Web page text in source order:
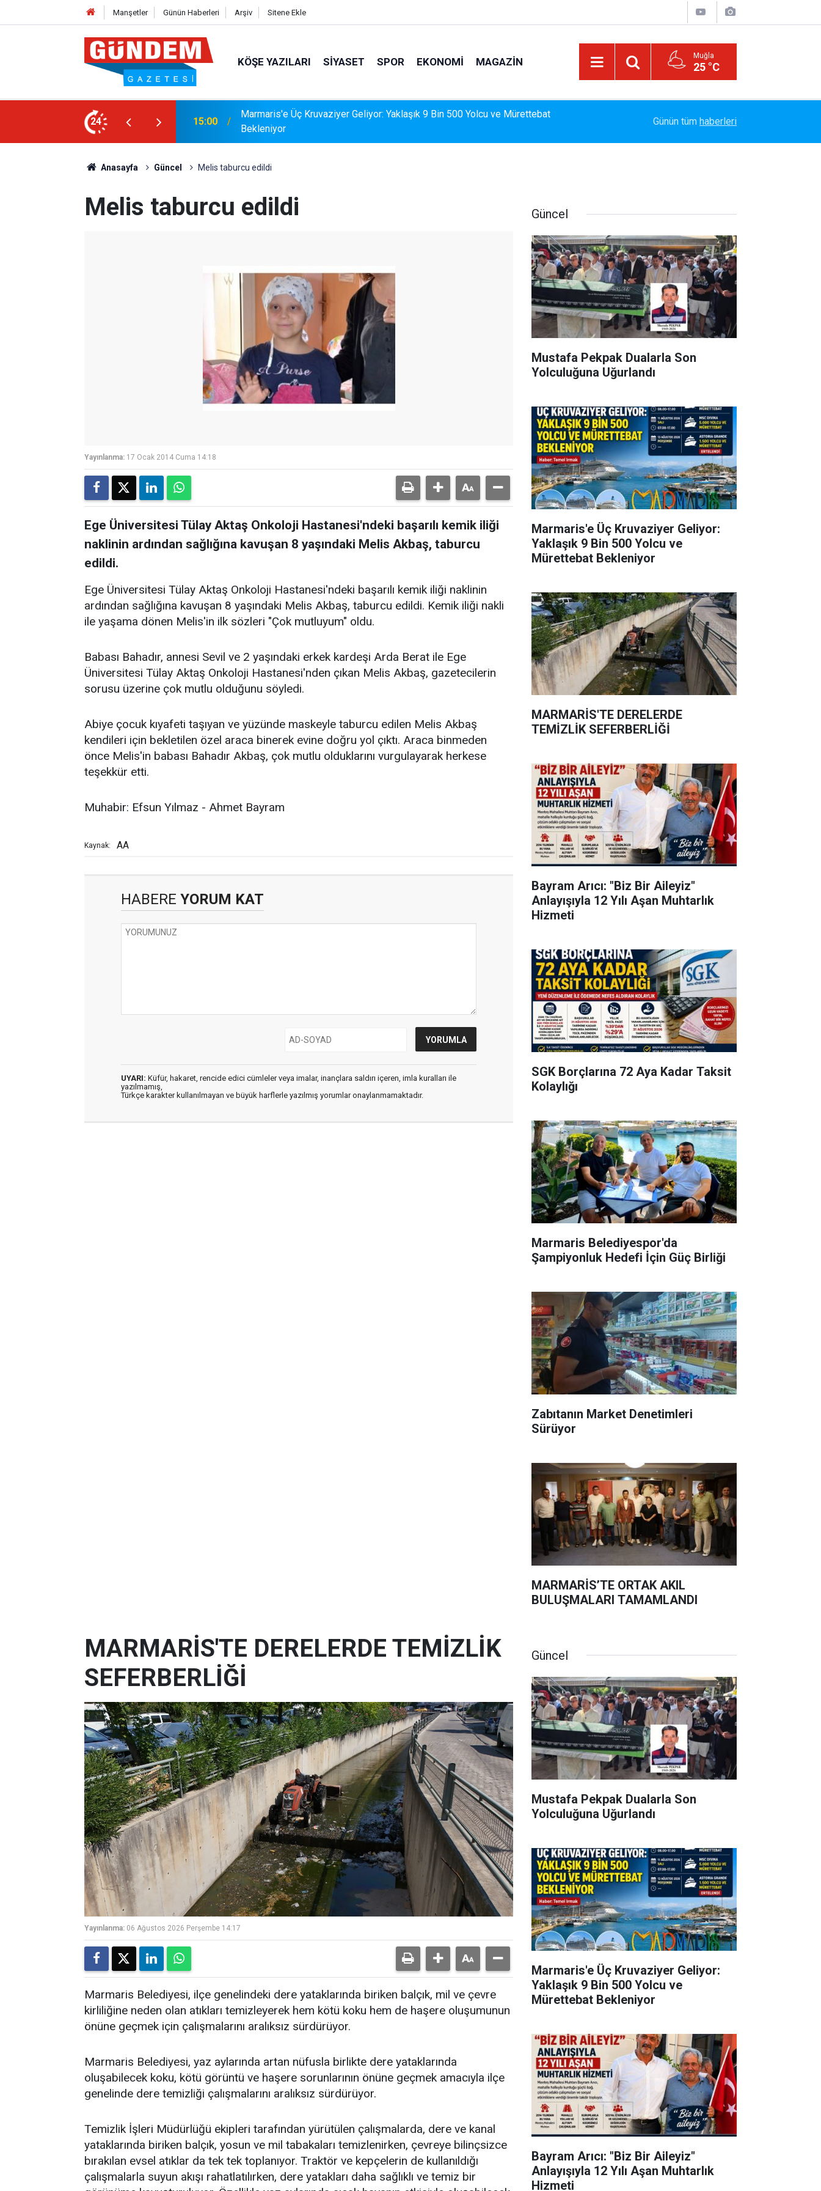
Manşetler Günün Haberleri Arşiv Sitene Ekle
KÖŞE YAZILARI SIYASET SPOR EKONOMI MAGAZIN Muğla
25 °C
24
9 Bin 500 Yolcu ve Mürettebat
14:17 MARMARİS'TE DERELERDE TEMİZLİK SEFERBERLİĞİ Bayram Arıcı: "Biz Bir Aileyiz" Anlayışıyla 12
Günün tüm haberleri
Anasayfa Güncel Melis taburcu edildi
Melis taburcu edildi
Yayınlanma: 17 Ocak 2014 Cuma 14:18
Ege Üniversitesi Tülay Aktaş Onkoloji Hastanesi'ndeki başarılı kemik iliği
naklinin ardından sağlığına kavuşan 8 yaşındaki Melis Akbaş, taburcu
edildi.
Ege Üniversitesi Tülay Aktaş Onkoloji Hastanesi'ndeki başarılı kemik iliği naklinin
ardından sağlığına kavuşan 8 yaşındaki Melis Akbaş, taburcu edildi. Kemik iliği nakli
ile yaşama dönen Melis'in ilk sözleri "Çok mutluyum" oldu.
Babası Bahadır, annesi Sevil ve 2 yaşındaki erkek kardeşi Arda Berat ile Ege
Üniversitesi Tülay Aktaş Onkoloji Hastanesi'nden çıkan Melis Akbaş, gazetecilerin
sorusu üzerine çok mutlu olduğunu söyledi.
Abiye çocuk kıyafeti taşıyan ve yüzünde maskeyle taburcu edilen Melis Akbaş
kendileri için bekletilen özel araca binerek evine doğru yol çıktı. Araca binmeden
önce Melis'in babası Bahadır Akbaş, çok mutlu olduklarını vurgulayarak herkese
teşekkür etti.
Muhabir: Efsun Yılmaz - Ahmet Bayram
Kaynak: AA
HABERE YORUM KAT
UYARI: Küfür, hakaret, rencide edici cümleler veya imalar, inançlara saldırı içeren, imla kuralları ile
yazılmamış,
Türkçe karakter kullanılmayan ve büyük harflerle yazılmış yorumlar onaylanmamaktadır.
Güncel
Mustafa Pekpak Dualarla Son
Yolculuğuna Uğurlandı
Marmaris'e Üç Kruvaziyer Geliyor:
Yaklaşık 9 Bin 500 Yolcu ve
Mürettebat Bekleniyor
MARMARİS'TE DERELERDE
TEMİZLİK SEFERBERLİĞİ
Bayram Arıcı: "Biz Bir Aileyiz"
Anlayışıyla 12 Yılı Aşan Muhtarlık
Hizmeti
SGK Borçlarına 72 Aya Kadar Taksit
Kolaylığı
Marmaris Belediyespor'da
Şampiyonluk Hedefi İçin Güç Birliği
Zabıtanın Market Denetimleri
Sürüyor
MARMARİS’TE ORTAK AKIL
BULUŞMALARI TAMAMLANDI
MARMARİS'TE DERELERDE TEMİZLİK
SEFERBERLİĞİ
Yayınlanma: 06 Ağustos 2026 Perşembe 14:17
Marmaris Belediyesi, ilçe genelindeki dere yataklarında biriken balçık, mil ve çevre
kirliliğine neden olan atıkları temizleyerek hem kötü koku hem de haşere oluşumunun
önüne geçmek için çalışmalarını aralıksız sürdürüyor.
Marmaris Belediyesi, yaz aylarında artan nüfusla birlikte dere yataklarında
oluşabilecek koku, kötü görüntü ve haşere sorunlarının önüne geçmek amacıyla ilçe
genelinde dere temizliği çalışmalarını aralıksız sürdürüyor.
Temizlik İşleri Müdürlüğü ekipleri tarafından yürütülen çalışmalarda, dere ve kanal
yataklarında biriken balçık, yosun ve mil tabakaları temizlenirken, çevreye bilinçsizce
bırakılan evsel atıklar da tek tek toplanıyor. Traktör ve kepçelerin de kullanıldığı
çalışmalarla suyun akışı rahatlatılırken, dere yatakları daha sağlıklı ve temiz bir
Güncel
Mustafa Pekpak Dualarla Son
Yolculuğuna Uğurlandı
Marmaris'e Üç Kruvaziyer Geliyor:
Yaklaşık 9 Bin 500 Yolcu ve
Mürettebat Bekleniyor
Bayram Arıcı: "Biz Bir Aileyiz"
Anlayışıyla 12 Yılı Aşan Muhtarlık
Hizmeti